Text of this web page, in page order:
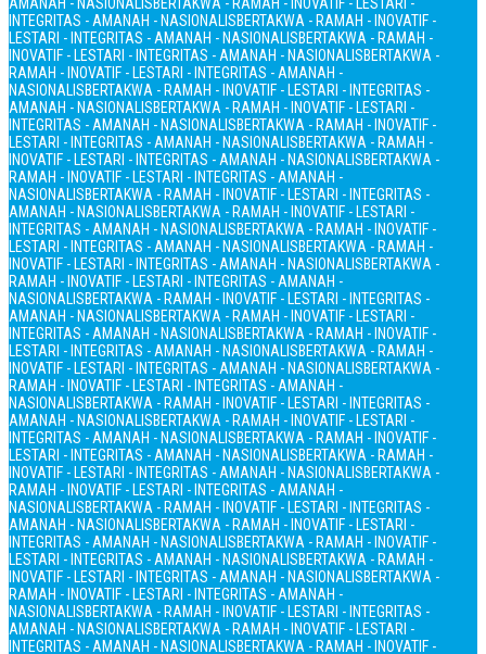
INTEGRITAS - AMANAH - NASIONALISBERTAKWA - RAMAH - INOVATIF -
LESTARI - INTEGRITAS - AMANAH - NASIONALISBERTAKWA - RAMAH -
INOVATIF - LESTARI - INTEGRITAS - AMANAH - NASIONALISBERTAKWA -
RAMAH - INOVATIF - LESTARI - INTEGRITAS - AMANAH -
NASIONALISBERTAKWA - RAMAH - INOVATIF - LESTARI - INTEGRITAS -
AMANAH - NASIONALISBERTAKWA - RAMAH - INOVATIF - LESTARI -
INTEGRITAS - AMANAH - NASIONALISBERTAKWA - RAMAH - INOVATIF -
LESTARI - INTEGRITAS - AMANAH - NASIONALISBERTAKWA - RAMAH -
INOVATIF - LESTARI - INTEGRITAS - AMANAH - NASIONALISBERTAKWA -
RAMAH - INOVATIF - LESTARI - INTEGRITAS - AMANAH -
NASIONALISBERTAKWA - RAMAH - INOVATIF - LESTARI - INTEGRITAS -
AMANAH - NASIONALISBERTAKWA - RAMAH - INOVATIF - LESTARI -
INTEGRITAS - AMANAH - NASIONALISBERTAKWA - RAMAH - INOVATIF -
LESTARI - INTEGRITAS - AMANAH - NASIONALISBERTAKWA - RAMAH -
INOVATIF - LESTARI - INTEGRITAS - AMANAH - NASIONALISBERTAKWA -
RAMAH - INOVATIF - LESTARI - INTEGRITAS - AMANAH -
NASIONALISBERTAKWA - RAMAH - INOVATIF - LESTARI - INTEGRITAS -
AMANAH - NASIONALISBERTAKWA - RAMAH - INOVATIF - LESTARI -
INTEGRITAS - AMANAH - NASIONALISBERTAKWA - RAMAH - INOVATIF -
LESTARI - INTEGRITAS - AMANAH - NASIONALISBERTAKWA - RAMAH -
INOVATIF - LESTARI - INTEGRITAS - AMANAH - NASIONALISBERTAKWA -
RAMAH - INOVATIF - LESTARI - INTEGRITAS - AMANAH -
NASIONALISBERTAKWA - RAMAH - INOVATIF - LESTARI - INTEGRITAS -
AMANAH - NASIONALISBERTAKWA - RAMAH - INOVATIF - LESTARI -
INTEGRITAS - AMANAH - NASIONALISBERTAKWA - RAMAH - INOVATIF -
LESTARI - INTEGRITAS - AMANAH - NASIONALISBERTAKWA - RAMAH -
INOVATIF - LESTARI - INTEGRITAS - AMANAH - NASIONALISBERTAKWA -
RAMAH - INOVATIF - LESTARI - INTEGRITAS - AMANAH -
NASIONALISBERTAKWA - RAMAH - INOVATIF - LESTARI - INTEGRITAS -
AMANAH - NASIONALISBERTAKWA - RAMAH - INOVATIF - LESTARI -
INTEGRITAS - AMANAH - NASIONALISBERTAKWA - RAMAH - INOVATIF -
LESTARI - INTEGRITAS - AMANAH - NASIONALISBERTAKWA - RAMAH -
INOVATIF - LESTARI - INTEGRITAS - AMANAH - NASIONALISBERTAKWA -
RAMAH - INOVATIF - LESTARI - INTEGRITAS - AMANAH -
NASIONALISBERTAKWA - RAMAH - INOVATIF - LESTARI - INTEGRITAS -
AMANAH - NASIONALISBERTAKWA - RAMAH - INOVATIF - LESTARI -
INTEGRITAS - AMANAH - NASIONALISBERTAKWA - RAMAH - INOVATIF -